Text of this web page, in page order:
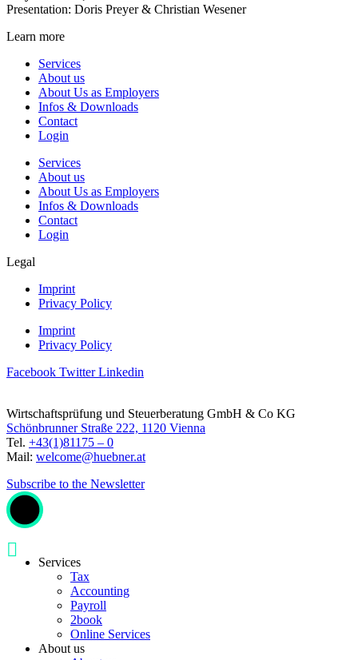
Presentation: Doris Preyer & Christian Wesener
Learn more
Services
About us
About Us as Employers
Infos & Downloads
Contact
Login
Services
About us
About Us as Employers
Infos & Downloads
Contact
Login
Legal
Imprint
Privacy Policy
Imprint
Privacy Policy
Facebook Twitter Linkedin
Wirtschaftsprüfung und Steuerberatung GmbH & Co KG
Schönbrunner Straße 222, 1120 Vienna
Tel. +43(1)81175 – 0
Mail: welcome@huebner.at
Subscribe to the Newsletter
Services
Tax
Accounting
Payroll
2book
Online Services
About us